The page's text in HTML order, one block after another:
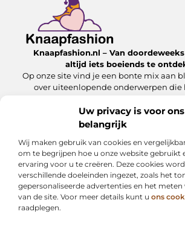
Uw privacy is voor ons
belangrijk
Wij maken gebruik van cookies en
om te begrijpen hoe u onze website gebruikt
ervaring voor u te creëren. Deze cookies
verschillende doeleinden ingezet, zoals het
gepersonaliseerde advertenties en het
van de site. Voor meer details kunt u ons
raadplegen.
Knaapfashion.nl – Van
altijd iets boeiends te
Op onze site vind je een bonte mix aan
over uiteenlopende onderwerpen die
Onze informatie
Bericht categorie